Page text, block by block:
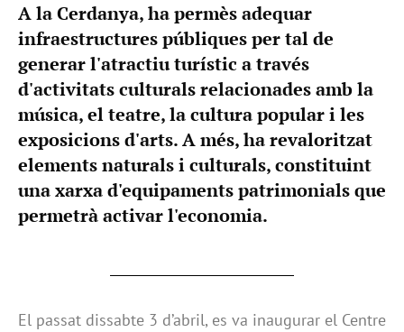
A la Cerdanya, ha permès adequar
infraestructures públiques per tal de
generar l'atractiu turístic a través
d'activitats culturals relacionades amb la
música, el teatre, la cultura popular i les
exposicions d'arts. A més, ha revaloritzat
elements naturals i culturals, constituint
una xarxa d'equipaments patrimonials que
permetrà activar l'economia.
El passat dissabte 3 d’abril, es va inaugurar el Centre